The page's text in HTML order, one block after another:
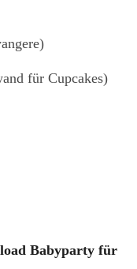
für Cupcakes)
Babyparty für